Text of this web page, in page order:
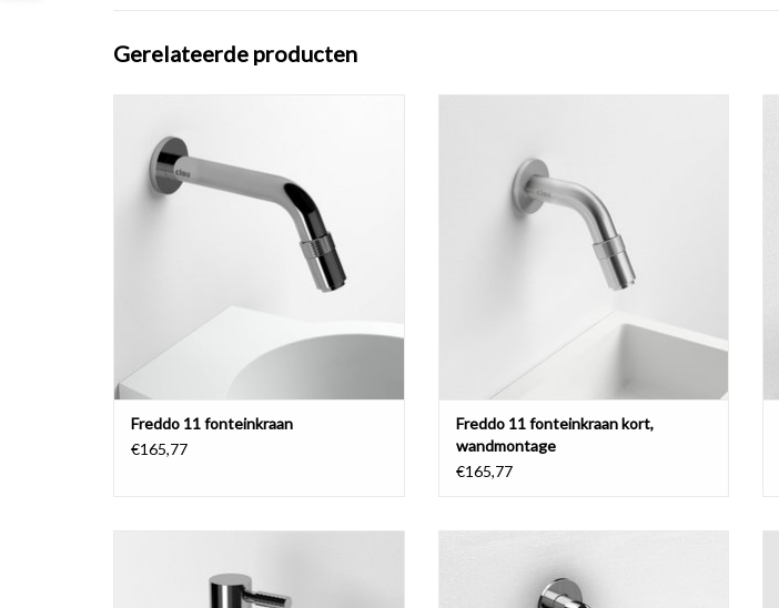
Gerelateerde producten
TOEVOEGEN AAN WINKELWAGEN
Freddo 11 fonteinkraan
€165,77
TOEVOEGEN AAN WINKELWAGEN
Freddo 11 fonteinkraan kort,
wandmontage
€165,77
TOEVOEGEN AAN WINKELWAGEN TOEVOEGEN AAN WINKELWAGEN